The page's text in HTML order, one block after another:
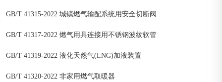
GB/T 41315-2022 城镇燃气输配系统用安全切断阀
GB/T 41317-2022 燃气用具连接用不锈钢波纹软管
GB/T 41319-2022 液化天然气(LNG)加液装置
GB/T 41320-2022 非家用燃气取暖器